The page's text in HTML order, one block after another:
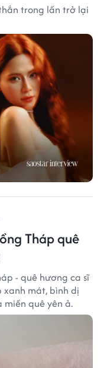
trong lần trở lại
Tháp quê
- quê hương ca sĩ
xanh mát, bình dị
miền quê yên ả.